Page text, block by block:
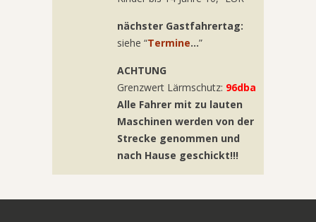
nächster Gastfahrertag:
siehe “Termine…”
ACHTUNG
Grenzwert Lärmschutz: 96dba
Alle Fahrer mit zu lauten
Maschinen werden von der
Strecke genommen und
nach Hause geschickt!!!